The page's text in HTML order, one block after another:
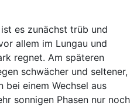
es zunächst trüb und
allem im Lungau und
regnet. Am späteren
schwächer und seltener,
bei einem Wechsel aus
sonnigen Phasen nur noch